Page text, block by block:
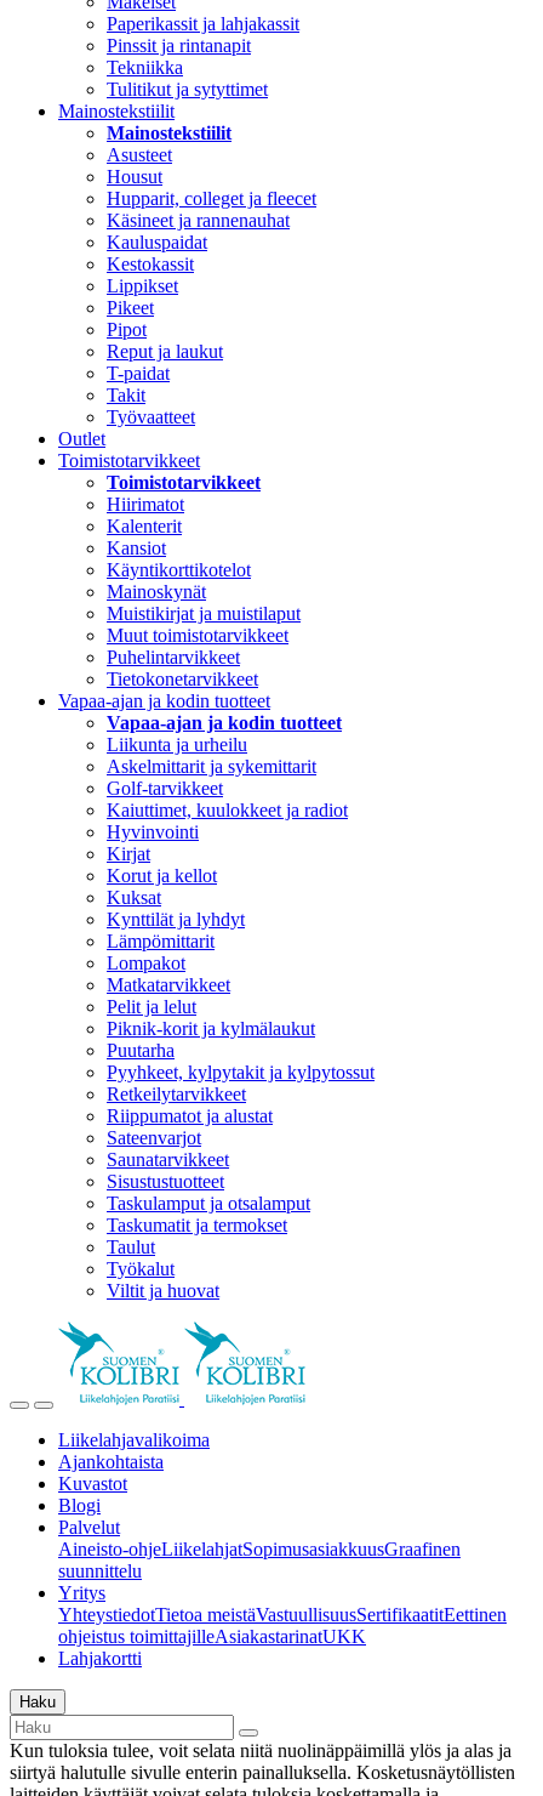
Paperikassit ja lahjakassit
Pinssit ja rintanapit
Tekniikka
Tulitikut ja sytyttimet
Mainostekstiilit
Mainostekstiilit
Asusteet
Housut
Hupparit, colleget ja fleecet
Käsineet ja rannenauhat
Kauluspaidat
Kestokassit
Lippikset
Pikeet
Pipot
Reput ja laukut
T-paidat
Takit
Työvaatteet
Outlet
Toimistotarvikkeet
Toimistotarvikkeet
Hiirimatot
Kalenterit
Kansiot
Käyntikorttikotelot
Mainoskynät
Muistikirjat ja muistilaput
Muut toimistotarvikkeet
Puhelintarvikkeet
Tietokonetarvikkeet
Vapaa-ajan ja kodin tuotteet
Vapaa-ajan ja kodin tuotteet
Liikunta ja urheilu
Askelmittarit ja sykemittarit
Golf-tarvikkeet
Kaiuttimet, kuulokkeet ja radiot
Hyvinvointi
Kirjat
Korut ja kellot
Kuksat
Kynttilät ja lyhdyt
Lämpömittarit
Lompakot
Matkatarvikkeet
Pelit ja lelut
Piknik-korit ja kylmälaukut
Puutarha
Pyyhkeet, kylpytakit ja kylpytossut
Retkeilytarvikkeet
Riippumatot ja alustat
Sateenvarjot
Saunatarvikkeet
Sisustustuotteet
Taskulamput ja otsalamput
Taskumatit ja termokset
Taulut
Työkalut
Viltit ja huovat
Liikelahjavalikoima
Ajankohtaista
Kuvastot
Blogi
Palvelut
Aineisto-ohjeLiikelahjatSopimusasiakkuusGraafinen
suunnittelu
Yritys
YhteystiedotTietoa meistäVastuullisuusSertifikaatitEettinen
ohjeistus toimittajilleAsiakastarinatUKK
Lahjakortti
Haku
Kun tuloksia tulee, voit selata niitä nuolinäppäimillä ylös ja alas ja
siirtyä halutulle sivulle enterin painalluksella. Kosketusnäytöllisten